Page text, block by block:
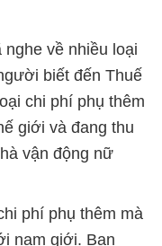
về nhiều loại
biết đến Thuế
chi phí phụ thêm
giới và đang thu
vận động nữ
phí phụ thêm mà
nam giới. Bạn